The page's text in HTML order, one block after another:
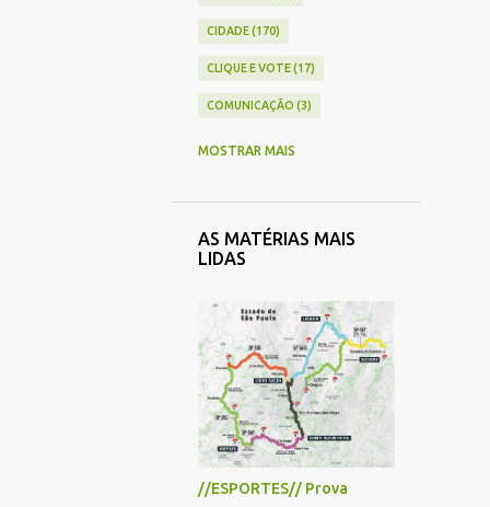
CIDADE 170
CLIQUE E VOTE 17
COMUNICAÇÃO 3
CULTURA
ENQUETE 5
ENTREVISTA 13
ESPECIAL 7
MOSTRAR MAIS
AS MATÉRIAS MAIS
LIDAS
//ESPORTES// Prova